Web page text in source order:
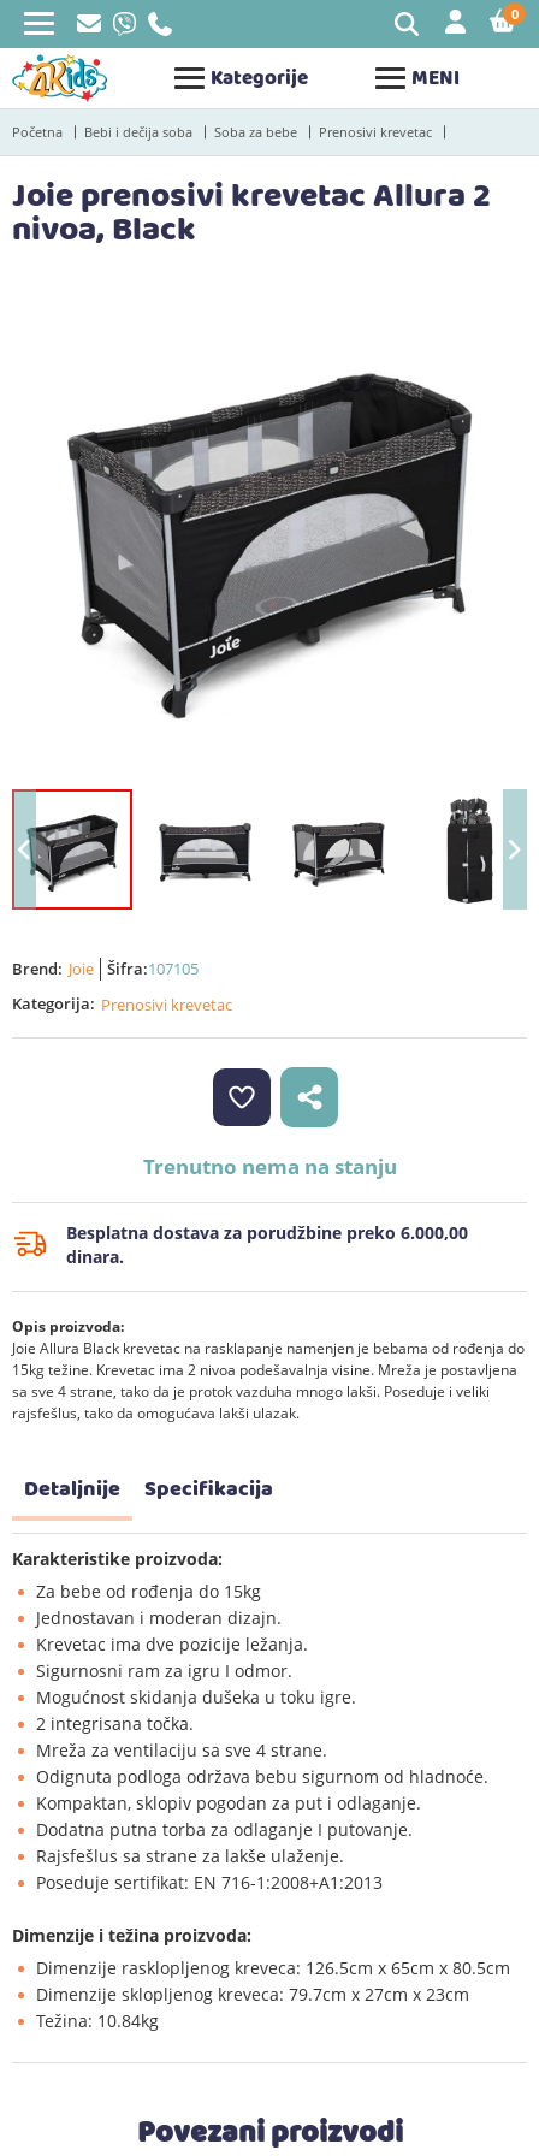
Kategorije MENI
0
Početna Bebi i dečija soba Soba za bebe Prenosivi krevetac
Joie prenosivi krevetac Allura 2
nivoa, Black
Brend: Joie Šifra:107105
Kategorija: Prenosivi krevetac
Trenutno nema na stanju
Besplatna dostava za porudžbine preko 6.000,00
dinara.
Opis proizvoda:
Joie Allura Black krevetac na rasklapanje namenjen je bebama od rođenja do
15kg težine. Krevetac ima 2 nivoa podešavalnja visine. Mreža je postavljena
sa sve 4 strane, tako da je protok vazduha mnogo lakši. Poseduje i veliki
rajsfešlus, tako da omogućava lakši ulazak.
Detaljnije Specifikacija
Karakteristike proizvoda:
Za bebe od rođenja do 15kg
Jednostavan i moderan dizajn.
Krevetac ima dve pozicije ležanja.
Sigurnosni ram za igru I odmor.
Mogućnost skidanja dušeka u toku igre.
2 integrisana točka.
Mreža za ventilaciju sa sve 4 strane.
Odignuta podloga održava bebu sigurnom od hladnoće.
Kompaktan, sklopiv pogodan za put i odlaganje.
Dodatna putna torba za odlaganje I putovanje.
Rajsfešlus sa strane za lakše ulaženje.
Poseduje sertifikat: EN 716-1:2008+A1:2013
Dimenzije i težina proizvoda:
Dimenzije rasklopljenog kreveca: 126.5cm x 65cm x 80.5cm
Dimenzije sklopljenog kreveca: 79.7cm x 27cm x 23cm
Težina: 10.84kg
Povezani proizvodi